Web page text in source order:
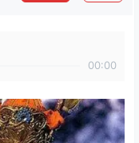
00:00